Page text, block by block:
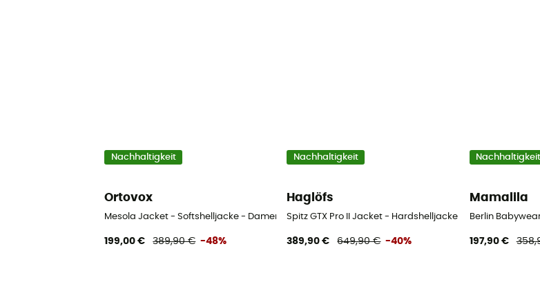
Nachhaltigkeit
Ortovox
Mesola Jacket - Softshelljacke - Damen
199,00 € 389,90 € -48%
Nachhaltigkeit
Haglöfs
Spitz GTX Pro II Jacket - Hardshelljacke - Damen
389,90 € 649,90 € -40%
Nachhaltigkeit
Mamalila
Berlin
197,90 €